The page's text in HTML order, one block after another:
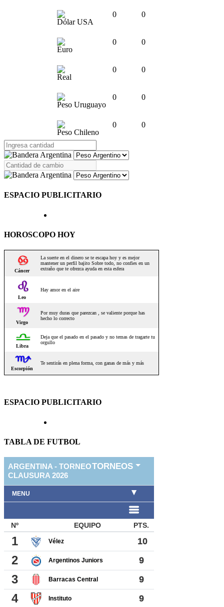
Dólar USA
0 0
Euro
0 0
Real
0 0
Peso Uruguayo
0 0
Peso Chileno
0 0
ESPACIO PUBLICITARIO
HOROSCOPO HOY
ESPACIO PUBLICITARIO
TABLA DE FUTBOL